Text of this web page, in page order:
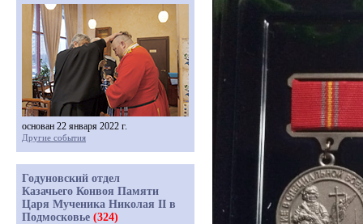
основан 22 января 2022 г.
Другие события
Годуновский отдел
Казачьего Конвоя Памяти
Царя Мученика Николая II в
Подмосковье (324)